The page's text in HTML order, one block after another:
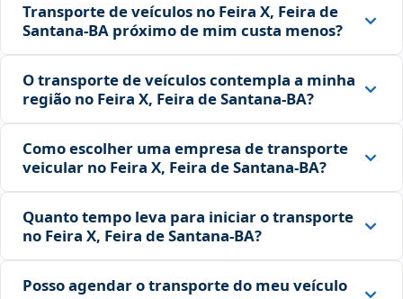
Transporte de veículos no Feira X, Feira de
Santana‑BA próximo de mim custa menos?
O transporte de veículos contempla a minha
região no Feira X, Feira de Santana‑BA?
Como escolher uma empresa de transporte
veicular no Feira X, Feira de Santana‑BA?
Quanto tempo leva para iniciar o transporte
no Feira X, Feira de Santana‑BA?
Posso agendar o transporte do meu veículo